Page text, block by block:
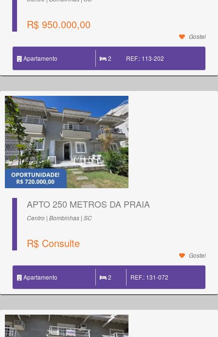
R$ 950.000,00
Gostei
Apartamento 2 REF.: 113-202
APTO 250 METROS DA PRAIA
Centro | Bombinhas | SC
R$ Consulte
Gostei
Apartamento 2 REF.: 131-072